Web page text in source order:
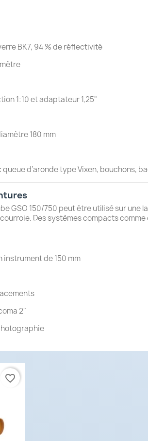
BK7, 94 % de réflectivité
1:10 et adaptateur 1,25"
180 mm
queue d’aronde type Vixen, bouchons,
GSO 150/750 peut être utilisé sur
Des systèmes compacts
de 150 mm
2"
favorite_border